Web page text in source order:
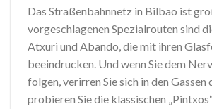
Das Straßenbahnnetz in Bilbao ist
vorgeschlagenen Spezialrouten sind
Atxuri und Abando, die mit ihren
beeindrucken. Und wenn Sie dem
folgen, verirren Sie sich in den
probieren Sie die klassischen